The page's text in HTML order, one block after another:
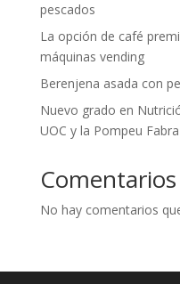
pescados
La opción de café
máquinas vending
Berenjena asada con
Nuevo grado en
UOC y la Pompeu Fabra
No hay comentarios